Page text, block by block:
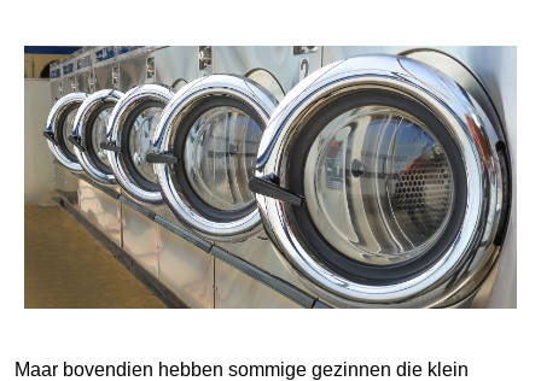
Maar bovendien hebben sommige gezinnen die klein